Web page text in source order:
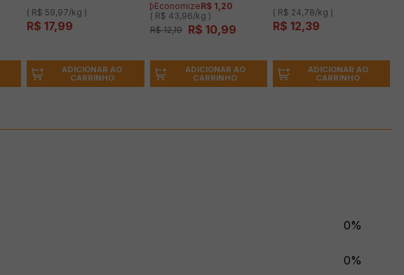
( R$ 59,97/kg )
R$ 17,99
ADICIONAR AO
CARRINHO
EconomizeR$ 1,20
( R$ 43,96/kg )
R$ 12,19 R$ 10,99
ADICIONAR AO
CARRINHO
( R$ 24,78/kg )
R$ 12,39
ADICIONAR AO
CARRINHO
0%
0%